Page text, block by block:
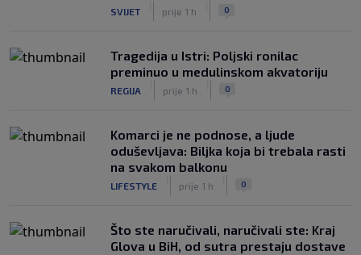
SVIJET prije 1 h 0
Tragedija u Istri: Poljski ronilac
preminuo u medulinskom akvatoriju
REGIJA prije 1 h 0
Komarci je ne podnose, a ljude
oduševljava: Biljka koja bi trebala rasti
na svakom balkonu
LIFESTYLE prije 1 h 0
Što ste naručivali, naručivali ste: Kraj
Glova u BiH, od sutra prestaju dostave